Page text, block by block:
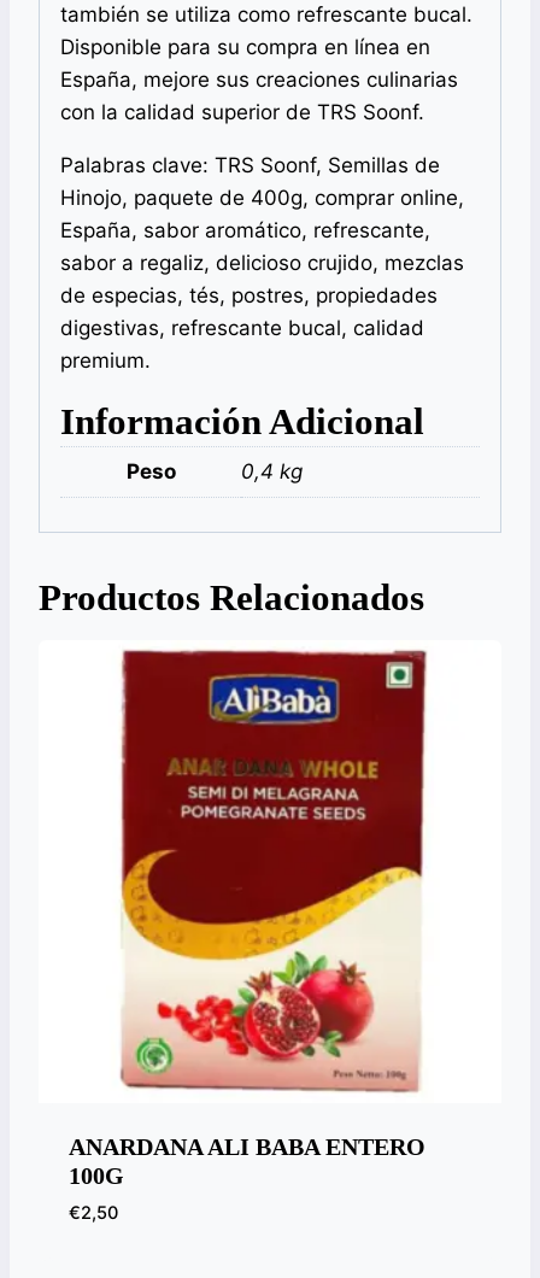
también se utiliza como refrescante bucal.
Disponible para su compra en línea en
España, mejore sus creaciones culinarias
con la calidad superior de TRS Soonf.
Palabras clave: TRS Soonf, Semillas de
Hinojo, paquete de 400g, comprar online,
España, sabor aromático, refrescante,
sabor a regaliz, delicioso crujido, mezclas
de especias, tés, postres, propiedades
digestivas, refrescante bucal, calidad
premium.
Información Adicional
Peso 0,4 kg
Productos Relacionados
ANARDANA ALI BABA ENTERO
100G
€2,50